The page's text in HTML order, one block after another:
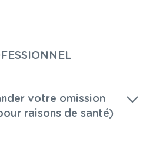
votre omission
raisons de santé)